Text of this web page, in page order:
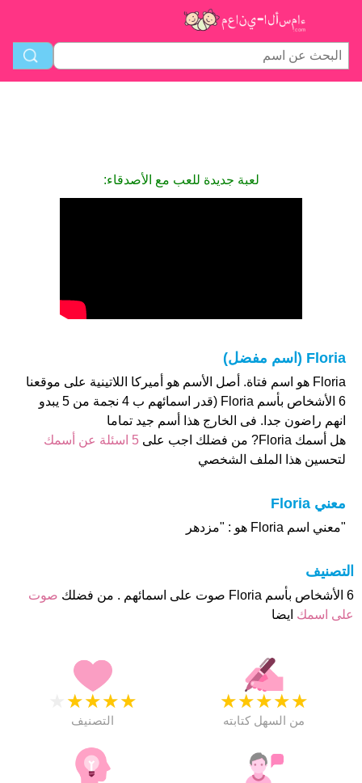
لعبة جديدة للعب مع الأصدقاء:
Floria (اسم مفضل)
Floria هو اسم فتاة. أصل الأسم هو أميركا اللاتينية على موقعنا
6 الأشخاص بأسم Floria (قدر اسمائهم ب 4 نجمة من 5 يبدو
انهم راضون جدا. فى الخارج هذا أسم جيد تماما
هل أسمك Floria? من فضلك اجب على
5 اسئلة عن أسمك
لتحسين هذا الملف الشخصي
معني Floria
"معني اسم Floria هو : "مزدهر
التصنيف
6 الأشخاص بأسم Floria صوت على اسمائهم . من فضلك
صوت
على اسمك ايضا
★
★
★
★
التصنيف
★
★
★
★
★
من السهل كتابته